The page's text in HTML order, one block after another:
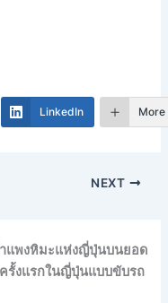
LinkedIn More
NEXT
ำแพงหิมะแห่งญี่ปุ่นบนยอด
รั้งแรกในญี่ปุ่นแบบขับรถ